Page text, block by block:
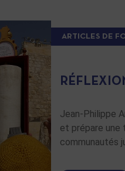
ARTICLES DE
Jean-Philippe
et prépare une
communautés